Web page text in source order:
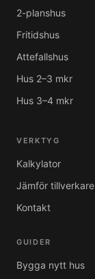
2-planshus
Fritidshus
Attefallshus
Hus 2–3 mkr
Hus 3–4 mkr
VERKTYG
Kalkylator
Jämför tillverkare
Kontakt
GUIDER
Bygga nytt hus